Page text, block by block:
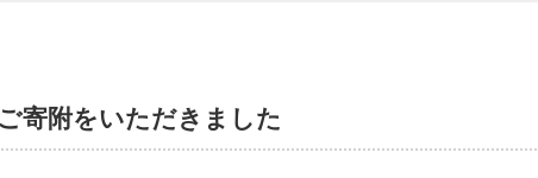
寄附をいただきました